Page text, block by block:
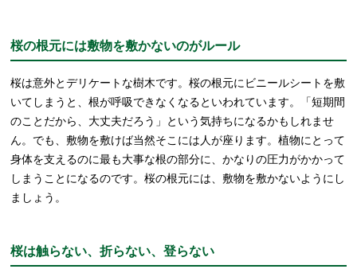
桜の根元には敷物を敷かないのがルール
桜は意外とデリケートな樹木です。桜の根元にビニールシートを敷
いてしまうと、根が呼吸できなくなるといわれています。「短期間
のことだから、大丈夫だろう」という気持ちになるかもしれませ
ん。でも、敷物を敷けば当然そこには人が座ります。植物にとって
身体を支えるのに最も大事な根の部分に、かなりの圧力がかかって
しまうことになるのです。桜の根元には、敷物を敷かないようにし
ましょう。
桜は触らない、折らない、登らない